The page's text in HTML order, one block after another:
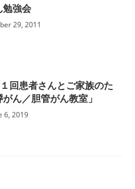
勉強会
29, 2011
回患者さんとご家族のた
ん／胆管がん教室」
6, 2019